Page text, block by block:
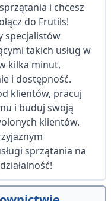
i chcesz
do Frutils!
specjalistów
takich usług w
kilka minut,
i dostępność.
klientów, pracuj
i buduj swoją
klientów.
sprzątania na